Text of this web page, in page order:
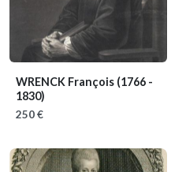
WRENCK François (1766 -
1830)
250 €